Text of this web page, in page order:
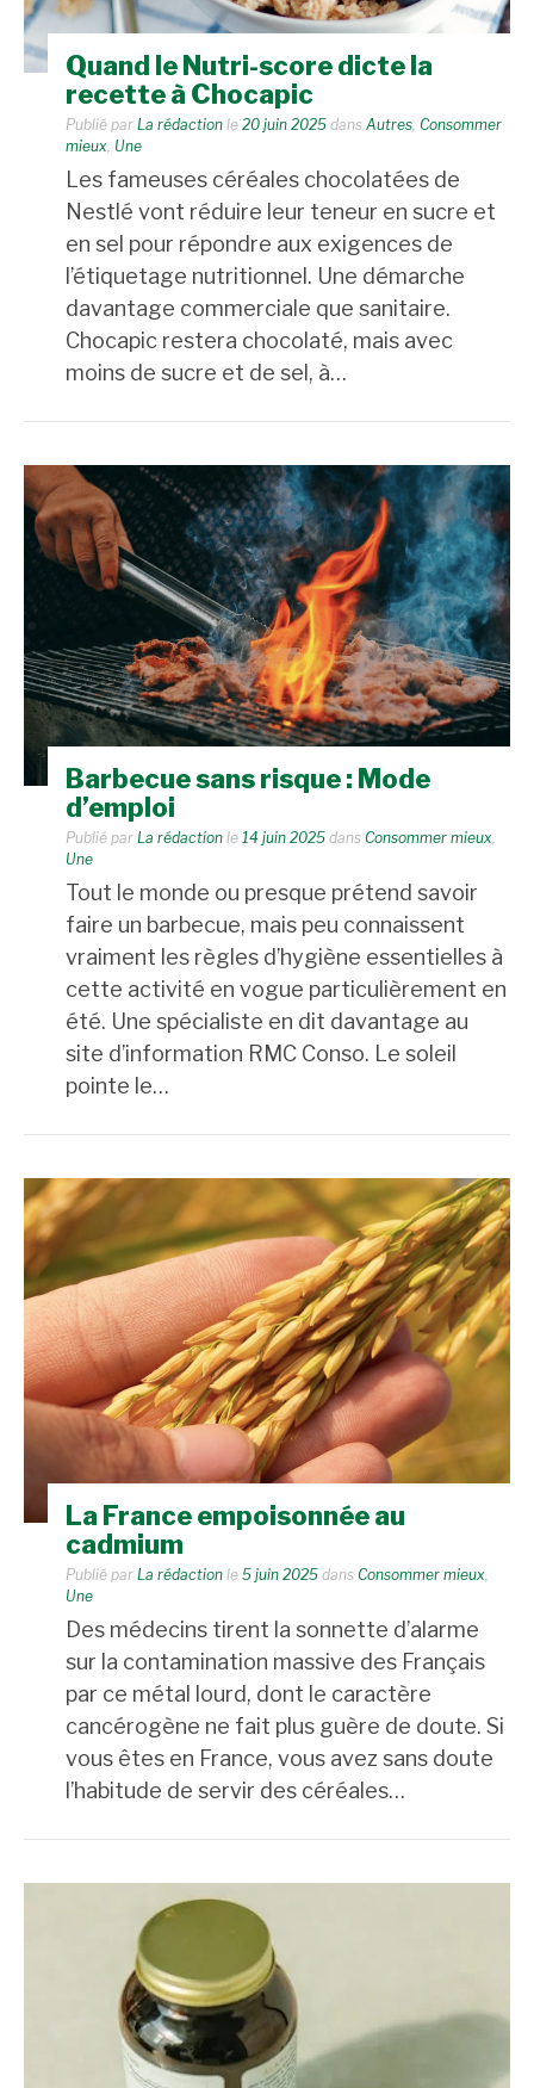
Quand le Nutri-score dicte la
recette à Chocapic
Publié par La rédaction le 20 juin 2025 dans Autres, Consommer
mieux, Une
Les fameuses céréales chocolatées de
Nestlé vont réduire leur teneur en sucre et
en sel pour répondre aux exigences de
l’étiquetage nutritionnel. Une démarche
davantage commerciale que sanitaire.
Chocapic restera chocolaté, mais avec
moins de sucre et de sel, à…
Barbecue sans risque : Mode
d’emploi
Publié par La rédaction le 14 juin 2025 dans Consommer mieux
Une
Tout le monde ou presque prétend savoir
faire un barbecue, mais peu connaissent
vraiment les règles d’hygiène essentielles à
cette activité en vogue particulièrement en
été. Une spécialiste en dit davantage au
site d’information RMC Conso. Le soleil
pointe le…
La France empoisonnée au
cadmium
Publié par La rédaction le 5 juin 2025 dans Consommer mieux,
Une
Des médecins tirent la sonnette d’alarme
sur la contamination massive des Français
par ce métal lourd, dont le caractère
cancérogène ne fait plus guère de doute. Si
vous êtes en France, vous avez sans doute
l’habitude de servir des céréales…